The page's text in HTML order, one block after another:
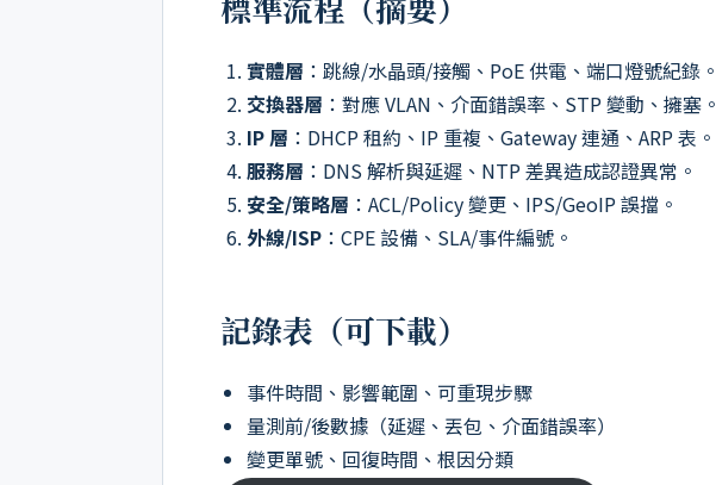
實體層 ：跳線/水晶頭/接觸、PoE 供電、端口燈號紀錄。
交換器層 ：對應 VLAN、介面錯誤率、STP 變動、擁塞。
IP 層 ：DHCP 租約、IP 重複、Gateway 連通、ARP 表。
服務層 ：DNS 解析與延遲、NTP 差異造成認證異常。
安全/策略層 ：ACL/Policy 變更、IPS/GeoIP 誤擋。
外線/ISP ：CPE 設備、SLA/事件編號。
記錄表（可下載）
事件時間、影響範圍、可重現步驟
量測前/後數據（延遲、丟包、介面錯誤率）
變更單號、回復時間、根因分類